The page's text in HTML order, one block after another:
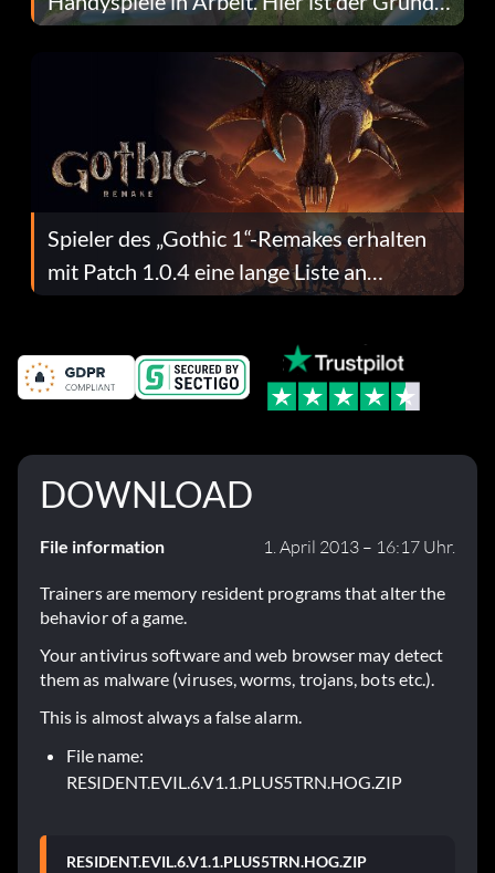
dafür.
Spieler des „Gothic 1“-Remakes erhalten
mit Patch 1.0.4 eine lange Liste an
Fehlerbehebungen
DOWNLOAD
File information 1. April 2013 – 16:17 Uhr.
Trainers are memory resident programs that alter the
behavior of a game.
Your antivirus software and web browser may detect
them as malware (viruses, worms, trojans, bots etc.).
This is almost always a false alarm.
File name:
RESIDENT.EVIL.6.V1.1.PLUS5TRN.HOG.ZIP
RESIDENT.EVIL.6.V1.1.PLUS5TRN.HOG.ZIP